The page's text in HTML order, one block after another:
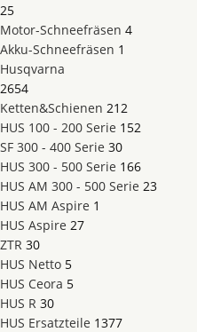
25
Motor-Schneefräsen 4
Akku-Schneefräsen 1
Husqvarna
2654
Ketten&Schienen 212
HUS 100 - 200 Serie 152
SF 300 - 400 Serie 30
HUS 300 - 500 Serie 166
HUS AM 300 - 500 Serie 23
HUS AM Aspire 1
HUS Aspire 27
ZTR 30
HUS Netto 5
HUS Ceora 5
HUS R 30
HUS Ersatzteile 1377